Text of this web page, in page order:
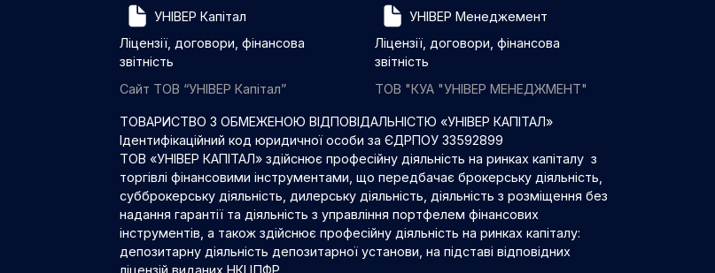
УНІВЕР Капітал
Ліцензії, договори, фінансова
звітність
Сайт ТОВ “УНІВЕР Капітал”
УНІВЕР Менеджемент
Ліцензії, договори, фінансова
звітність
ТОВ "КУА "УНІВЕР МЕНЕДЖМЕНТ"
ТОВАРИСТВО З ОБМЕЖЕНОЮ ВІДПОВІДАЛЬНІСТЮ «УНІВЕР КАПІТАЛ»
Ідентифікаційний код юридичної особи за ЄДРПОУ 33592899
ТОВ «УНІВЕР КАПІТАЛ» здійснює професійну діяльність на ринках капіталу з
торгівлі фінансовими інструментами, що передбачає брокерську діяльність,
субброкерську діяльність, дилерську діяльність, діяльність з розміщення без
надання гарантії та діяльність з управління портфелем фінансових
інструментів, а також здійснює професійну діяльність на ринках капіталу:
депозитарну діяльність депозитарної установи, на підставі відповідних